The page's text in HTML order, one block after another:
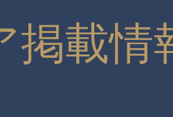
掲載情